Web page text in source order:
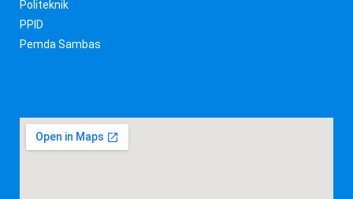
Politeknik
PPID
Pemda Sambas